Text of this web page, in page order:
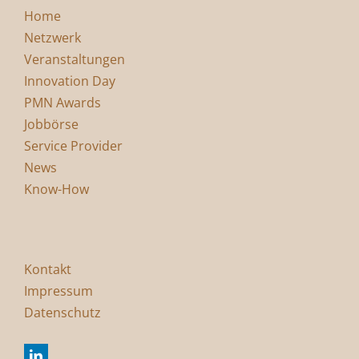
Home
Netzwerk
Veranstaltungen
Innovation Day
PMN Awards
Jobbörse
Service Provider
News
Know-How
Kontakt
Impressum
Datenschutz